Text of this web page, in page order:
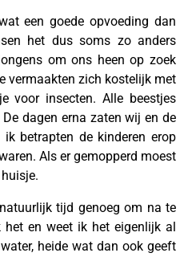
een goede opvoeding dan
het dus soms zo anders
om ons heen op zoek
vermaakten zich kostelijk met
voor insecten. Alle beestjes
dagen erna zaten wij en de
betrapten de kinderen erop
Als er gemopperd moest
tijd genoeg om na te
en weet ik het eigenlijk al
heide wat dan ook geeft